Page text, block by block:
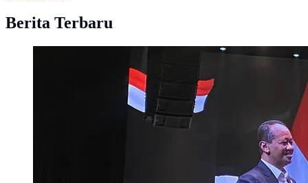
Berita Terbaru